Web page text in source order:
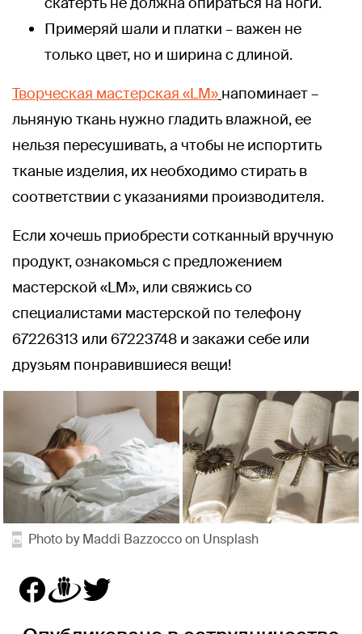
Примеряй шали и платки – важен не
только цвет, но и ширина с длиной.
Творческая мастерская «LM» напоминает –
льняную ткань нужно гладить влажной, ее
нельзя пересушивать, а чтобы не испортить
тканые изделия, их необходимо стирать в
соответствии с указаниями производителя.
Если хочешь приобрести сотканный вручную
продукт, ознакомься с предложением
мастерской «LM», или свяжись со
специалистами мастерской по телефону
67226313 или 67223748 и закажи себе или
друзьям понравившиеся вещи!
Photo by Maddi Bazzocco on Unsplash